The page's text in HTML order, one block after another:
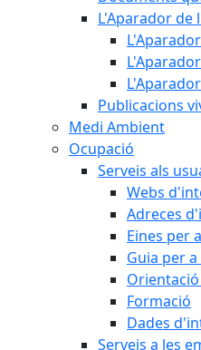
L'Aparador de
Publicacions
Medi Ambient
Ocupació
Serveis als
Webs
Adreces
Eines per
Guia per
Formació
Dades
Serveis a les